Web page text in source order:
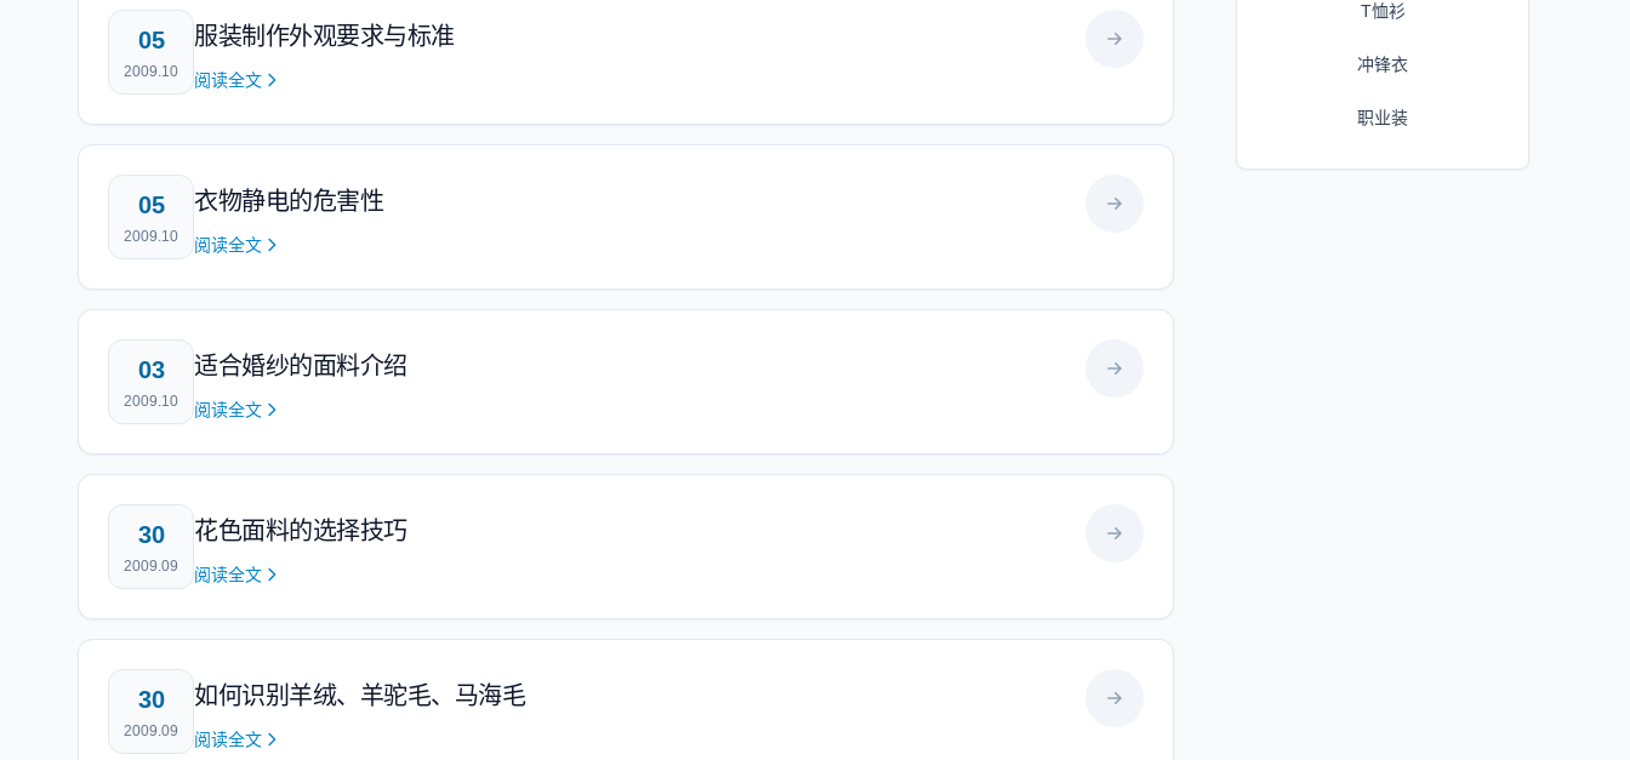
05
2009.10
服装制作外观要求与标准
阅读全文
05
2009.10
衣物静电的危害性
阅读全文
03
2009.10
适合婚纱的面料介绍
阅读全文
30
2009.09
花色面料的选择技巧
阅读全文
30
2009.09
如何识别羊绒、羊驼毛、马海毛
阅读全文
T恤衫
冲锋衣
职业装